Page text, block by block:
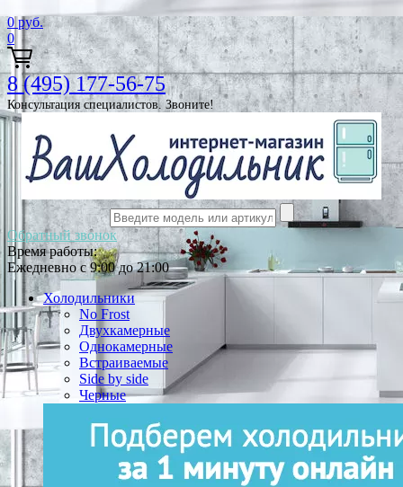
0 руб.
0
8 (495) 177-56-75
Консультация специалистов. Звоните!
Обратный звонок
Время работы:
Ежедневно с 9:00 до 21:00
Холодильники
No Frost
Двухкамерные
Однокамерные
Встраиваемые
Side by side
Черные